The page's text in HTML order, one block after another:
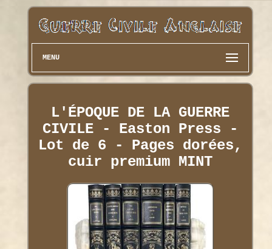
MENU
L'ÉPOQUE DE LA GUERRE
CIVILE - Easton Press -
Lot de 6 - Pages dorées,
cuir premium MINT